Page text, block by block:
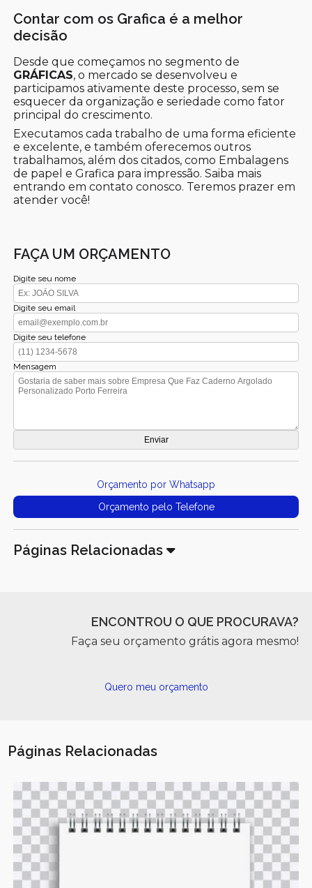
Contar com os Grafica é a melhor
decisão
Desde que começamos no segmento de
GRÁFICAS, o mercado se desenvolveu e
participamos ativamente deste processo, sem se
esquecer da organização e seriedade como fator
principal do crescimento.
Executamos cada trabalho de uma forma eficiente
e excelente, e também oferecemos outros
trabalhamos, além dos citados, como Embalagens
de papel e Grafica para impressão. Saiba mais
entrando em contato conosco. Teremos prazer em
atender você!
FAÇA UM ORÇAMENTO
Digite seu nome
Digite seu email
Digite seu telefone
Mensagem
Orçamento por Whatsapp
Orçamento pelo Telefone
Páginas Relacionadas
ENCONTROU O QUE PROCURAVA?
Faça seu orçamento grátis agora mesmo!
Quero meu orçamento
Páginas Relacionadas